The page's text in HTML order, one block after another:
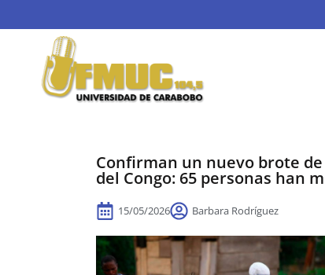
Confirman un nuevo brote
del Congo: 65 personas han
15/05/2026 Barbara Rodríguez